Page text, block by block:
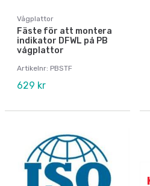
Vågplattor
Fäste för att montera
indikator DFWL på PB
vågplattor
Artikelnr: PBSTF
629 kr